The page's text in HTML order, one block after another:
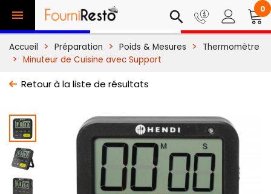
 search 0
Accueil Préparation Poids & Mesures
Thermomètre
Minuteur de Cuisine avec Support
Retour à la liste de résultats